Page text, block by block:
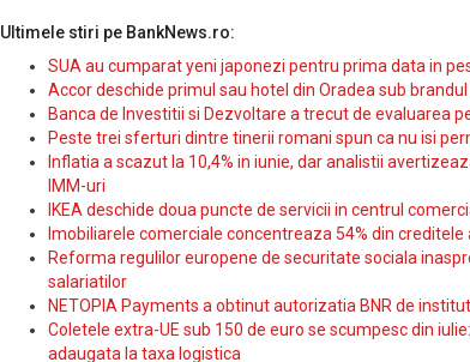
Ultimele stiri pe BankNews.ro:
SUA au cumparat yeni japonezi pentru prima data in
Accor deschide primul sau hotel din Oradea sub
Banca de Investitii si Dezvoltare a trecut de evaluarea
Peste trei sferturi dintre tinerii romani spun ca nu isi
Inflatia a scazut la 10,4% in iunie, dar analistii
IMM-uri
IKEA deschide doua puncte de servicii in centrul
Imobiliarele comerciale concentreaza 54% din
Reforma regulilor europene de securitate sociala
salariatilor
NETOPIA Payments a obtinut autorizatia BNR de
Coletele extra-UE sub 150 de euro se scumpesc din
adaugata la taxa logistica